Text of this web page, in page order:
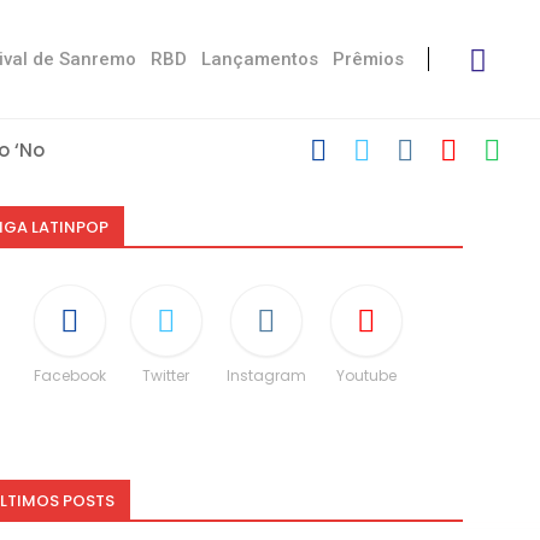
de Sanremo RBD Lançamentos Prêmios
Stress’
LATINPOP
Facebook Twitter Instagram Youtube
POSTS